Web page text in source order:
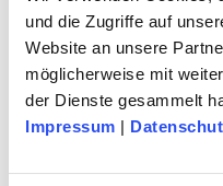
und die Zugriffe auf
Website an unsere
möglicherweise mit
der Dienste gesammelt
Impressum |